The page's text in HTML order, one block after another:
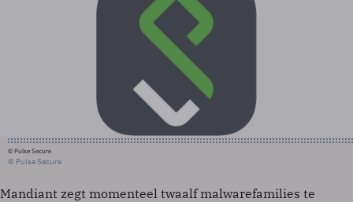
© Pulse Secure
© Pulse Secure
Mandiant zegt momenteel twaalf malwarefamilies te